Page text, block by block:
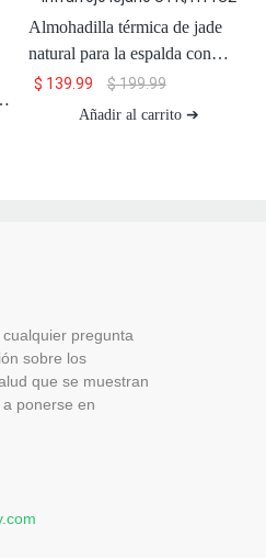
Almohadilla térmica de jade
natural para la espalda con
infrarrojo lejano UTK, H11S2
$ 139.99 $199.99
Añadir al carrito ➔
pregunta
sobre los
que se muestran
ponerse en